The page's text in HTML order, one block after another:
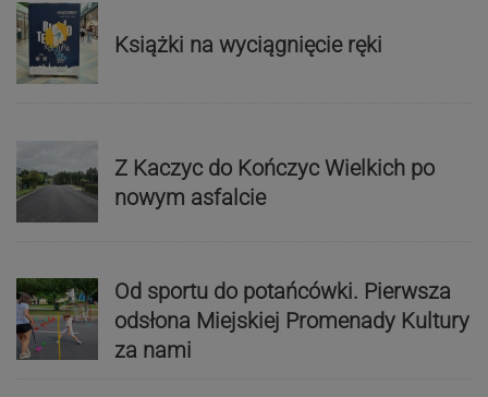
Książki na wyciągnięcie ręki
Z Kaczyc do Kończyc Wielkich po
nowym asfalcie
Od sportu do potańcówki. Pierwsza
odsłona Miejskiej Promenady Kultury
za nami